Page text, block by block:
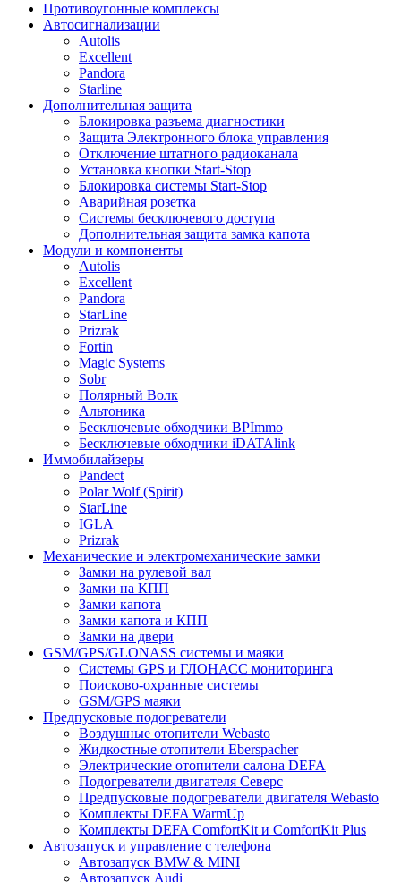
Противоугонные комплексы
Автосигнализации
Autolis
Excellent
Pandora
Starline
Дополнительная защита
Блокировка разъема диагностики
Защита Электронного блока управления
Отключение штатного радиоканала
Установка кнопки Start-Stop
Блокировка системы Start-Stop
Аварийная розетка
Системы бесключевого доступа
Дополнительная защита замка капота
Модули и компоненты
Autolis
Excellent
Pandora
StarLine
Prizrak
Fortin
Magic Systems
Sobr
Полярный Волк
Альтоника
Бесключевые обходчики BPImmo
Бесключевые обходчики iDATAlink
Иммобилайзеры
Pandect
Polar Wolf (Spirit)
StarLine
IGLA
Prizrak
Механические и электромеханические замки
Замки на рулевой вал
Замки на КПП
Замки капота
Замки капота и КПП
Замки на двери
GSM/GPS/GLONASS системы и маяки
Системы GPS и ГЛОНАСС мониторинга
Поисково-охранные системы
GSM/GPS маяки
Предпусковые подогреватели
Воздушные отопители Webasto
Жидкостные отопители Eberspacher
Электрические отопители салона DEFA
Подогреватели двигателя Северс
Предпусковые подогреватели двигателя Webasto
Комплекты DEFA WarmUp
Комплекты DEFA ComfortKit и ComfortKit Plus
Автозапуск и управление с телефона
Автозапуск BMW & MINI
Автозапуск Audi